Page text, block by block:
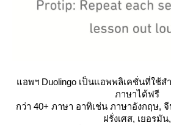
อพฯ Duolingo เป็นแอพพลิเคชั่นที่ใช้ส
ภาษาได้ฟรี
กว่า 40+ ภาษา อาทิเช่น ภาษาอังกฤษ,
ฝรั่งเศส, เยอรมัน,